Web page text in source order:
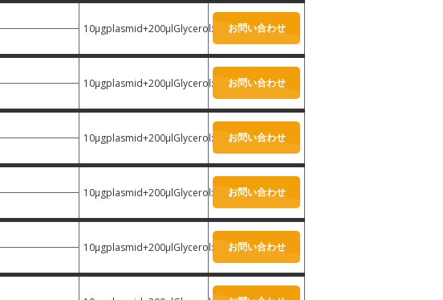
10μgplasmid+200μlGlycerol:
-
お問い合わせ
10μgplasmid+200μlGlycerol:
-
お問い合わせ
10μgplasmid+200μlGlycerol:
-
お問い合わせ
10μgplasmid+200μlGlycerol:
-
お問い合わせ
10μgplasmid+200μlGlycerol:
-
お問い合わせ